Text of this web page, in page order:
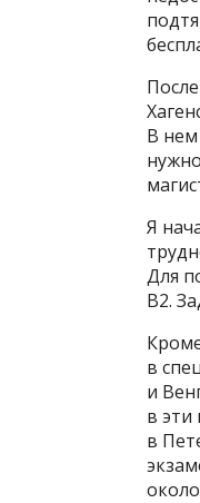
В нем
Я
Для
B2.
в
и
в эти
в